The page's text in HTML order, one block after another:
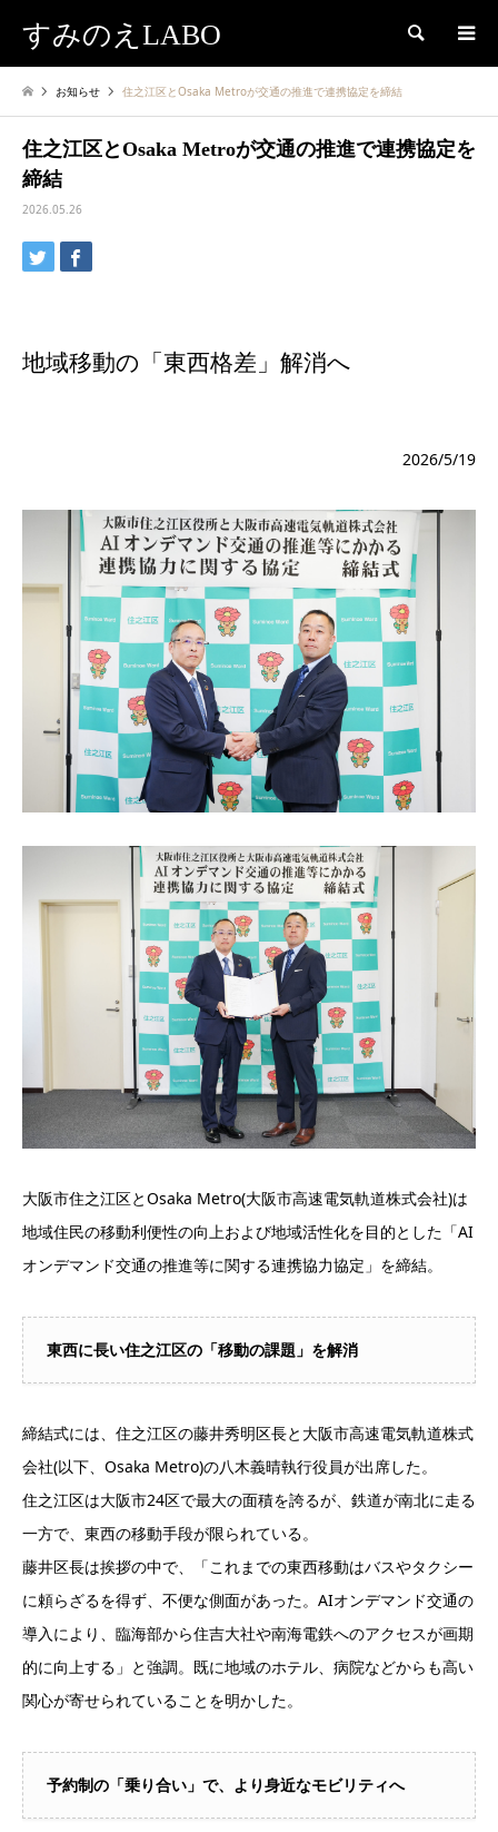
すみのえLABO 検索
お知らせ 住之江区とOsaka Metroが交通の推進で連携協定を締結
住之江区とOsaka Metroが交通の推進で連携協定を
締結
2026.05.26
地域移動の「東西格差」解消へ
2026/5/19
大阪市住之江区とOsaka Metro(大阪市高速電気軌道株式会社)は
地域住民の移動利便性の向上および地域活性化を目的とした「AI
オンデマンド交通の推進等に関する連携協力協定」を締結。
東西に長い住之江区の「移動の課題」を解消
締結式には、 住之江区の藤井秀明区長と大阪市高速電気軌道株式
会社(以下、Osaka Metro)の八木義晴執行役員が出席した。
住之江区は大阪市24区で最大の面積を誇るが、鉄道が南北に走る
一方で、東西の移動手段が限られている。
藤井区長は挨拶の中で、「これまでの東西移動はバスやタクシー
に頼らざるを得ず、不便な側面があった。AIオンデマンド交通の
導入により、臨海部から住吉大社や南海電鉄へのアクセスが画期
的に向上する」と強調。既に地域のホテル、病院などからも高い
関心が寄せられていることを明かした。
予約制の「乗り合い」で、より身近なモビリティへ